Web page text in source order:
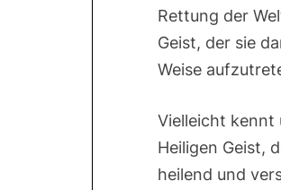
Rettung der
Geist, der sie
Weise
Vielleicht kennt
Heiligen Geist,
heilend und